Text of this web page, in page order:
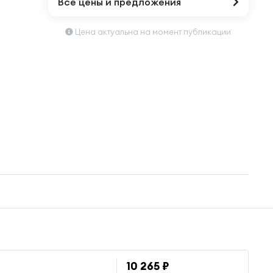
Цена актуальна на момент публикации
10 265 ₽